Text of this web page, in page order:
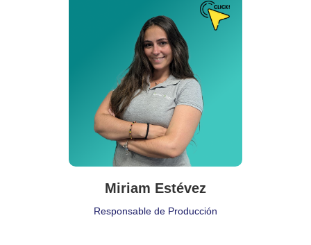
Miriam Estévez
Responsable de Producción
Responsable de Producción
Delegación:
Madrid
Cita:
❝ La innovación distingue a los líderes de los seguidores ❞